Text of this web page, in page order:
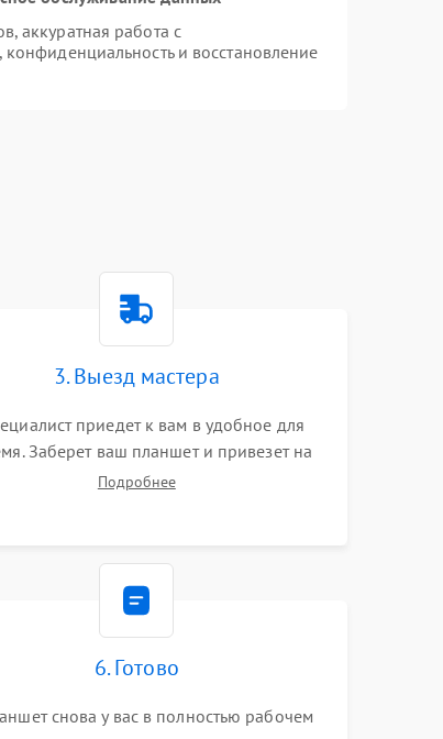
аккуратная работа с
и восстановление
3. Выезд мастера
приедет к вам в удобное для
Заберет ваш планшет и привезет на
диагностики.Подробнее
6. Готово
снова у вас в полностью рабочем